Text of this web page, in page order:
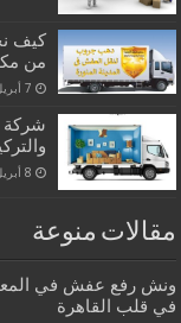
كيف
من
7 أبريل، 2023
شركة
8 أبريل، 2023
مقالات منوعة
ونش رفع عفش في
في قلب القاهرة